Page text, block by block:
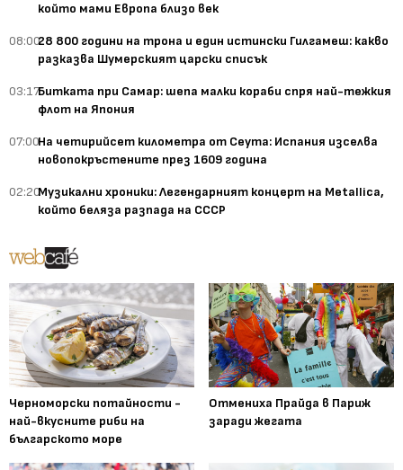
който мами Европа близо век
08:0028 800 години на трона и един истински Гилгамеш: какво
разказва Шумерският царски списък
03:17Битката при Самар: шепа малки кораби спря най-тежкия
флот на Япония
07:00На четирийсет километра от Сеута: Испания изселва
новопокръстените през 1609 година
02:20Музикални хроники: Легендарният концерт на Metallica,
който беляза разпада на СССР
Черноморски потайности -
най-вкусните риби на
българското море
Отмениха Прайда в Париж
заради жегата